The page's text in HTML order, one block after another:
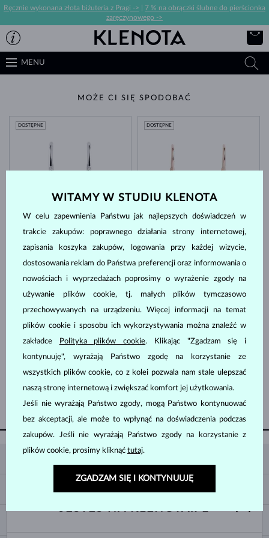
Ręcznie wykonana złota biżuteria z Pragi ->
7 % na obrączki ślubne do pierścionka
zaręczynowego ->
MENU
MOŻE CI SIĘ SPODOBAĆ
MORGANIT & DIAMENT
DOSTĘPNE
6 380 zł
MORGANIT & DIAMENT
DOSTĘPNE
9 980 zł
BIAŁE ZŁOTO
MORGANIT
2 580 zł
POKAŻ NASTĘPNE
O NAS
DOSTAWA I PŁATNOŚĆ
WITAMY W STUDIU KLENOTA
W celu zapewnienia Państwu jak najlepszych doświadczeń w
trakcie zakupów: poprawnego działania strony internetowej,
zapisania koszyka zakupów, logowania przy każdej wizycie,
dostosowania reklam do Państwa preferencji oraz informowania o
nowościach i wyprzedażach poprosimy o wyrażenie zgody na
używanie plików cookie, tj. małych plików tymczasowo
przechowywanych na urządzeniu. Więcej informacji na temat
plików cookie i sposobu ich wykorzystywania można znaleźć w
zakładce
Polityka plików cookie. Klikając "Zgadzam się i
kontynuuję", wyrażają Państwo zgodę na korzystanie ze
wszystkich plików cookie, co z kolei pozwala nam stale ulepszać
naszą stronę internetową i zwiększać komfort jej użytkowania.
Jeśli nie wyrażają Państwo zgody, mogą Państwo kontynuować
bez akceptacji, ale może to wpłynąć na doświadczenia podczas
zakupów. Jeśli nie wyrażają Państwo zgody na korzystanie z
plików cookie, prosimy kliknąć tutaj.
ZGADZAM SIĘ I KONTYNUUJĘ
JESTEŚ NA KLENOTA.PL